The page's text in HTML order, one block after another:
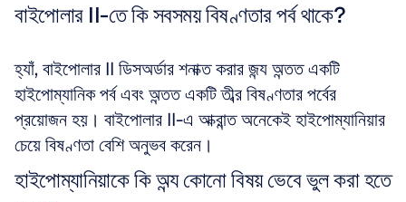
বাইপোলার II-তে কি সবসময় বিষণ্ণতার পর্ব থাকে?
হ্যাঁ, বাইপোলার II ডিসঅর্ডার শনাক্ত করার জন্য অন্তত একটি
হাইপোম্যানিক পর্ব এবং অন্তত একটি তীব্র বিষণ্ণতার পর্বের
প্রয়োজন হয়। বাইপোলার II-এ আক্রান্ত অনেকেই হাইপোম্যানিয়ার
চেয়ে বিষণ্ণতা বেশি অনুভব করেন।
হাইপোম্যানিয়াকে কি অন্য কোনো বিষয় ভেবে ভুল করা হতে